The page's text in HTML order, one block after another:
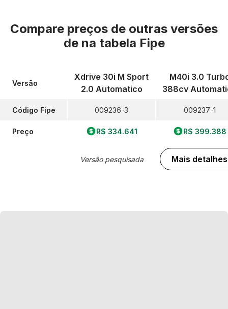
Compare preços de outras versões
de na tabela Fipe
Versão
Código Fipe
Preço
Xdrive 30i M Sport
2.0 Automatico
009236-3
R$ 334.641
Versão pesquisada
M40i 3.0
388cv
009237-1
R$ 399.388
Mais detalhes